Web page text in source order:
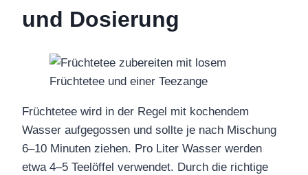
und Dosierung
Früchtetee wird in der Regel mit kochendem
Wasser aufgegossen und sollte je nach Mischung
6–10 Minuten ziehen. Pro Liter Wasser werden
etwa 4–5 Teelöffel verwendet. Durch die richtige